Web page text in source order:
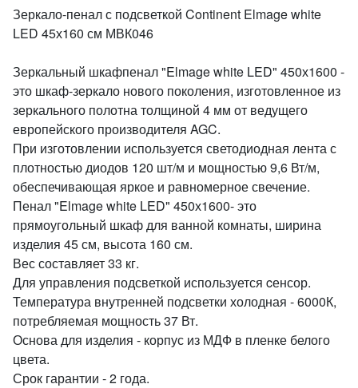
Зеркало-пенал с подсветкой Continent Elmage white
LED 45х160 см МВК046
Зеркальный шкафпенал "Elmage white LED" 450х1600 -
это шкаф-зеркало нового поколения, изготовленное из
зеркального полотна толщиной 4 мм от ведущего
европейского производителя AGC.
При изготовлении используется светодиодная лента с
плотностью диодов 120 шт/м и мощностью 9,6 Вт/м,
обеспечивающая яркое и равномерное свечение.
Пенал "Elmage white LED" 450х1600- это
прямоугольный шкаф для ванной комнаты, ширина
изделия 45 см, высота 160 см.
Вес составляет 33 кг.
Для управления подсветкой используется cенсор.
Температура внутренней подсветки холодная - 6000К,
потребляемая мощность 37 Вт.
Основа для изделия - корпус из МДФ в пленке белого
цвета.
Срок гарантии - 2 года.